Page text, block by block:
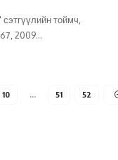
тоймч,
2009…
10 … 51 52